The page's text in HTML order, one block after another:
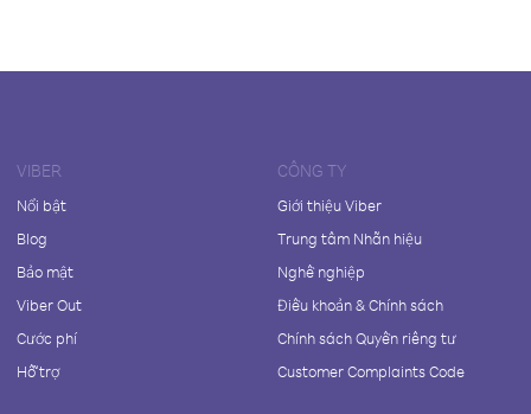
VIBER
Nổi bật
Blog
Bảo mật
Viber Out
Cước phí
Hỗ trợ
CÔNG TY
Giới thiệu Viber
Trung tâm Nhãn hiệu
Nghề nghiệp
Điều khoản & Chính sách
Chính sách Quyền riêng tư
Customer Complaints Code